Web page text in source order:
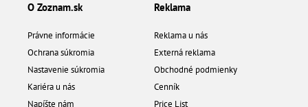
O Zoznam.sk
Právne informácie
Ochrana súkromia
Nastavenie súkromia
Kariéra u nás
Napíšte nám
Reklama
Reklama u nás
Externá reklama
Obchodné podmienky
Cenník
Price List